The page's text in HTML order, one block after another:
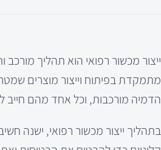
ייצור מכשור רפואי הוא תהליך
מתמקדת בפיתוח וייצור מוצרים
הדמיה מורכבות, וכל אחד מהם חייב
בתהליך ייצור מכשור רפואי, ישנה